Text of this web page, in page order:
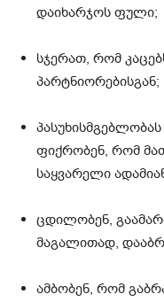
დაიხარჯოს ფული;
სჯერათ, რომ
პარტნიორებისგან;
ფიქრობენ, რომ
საყვარელი
ცდილობენ,
მაგალითად,
ამბობენ, რომ